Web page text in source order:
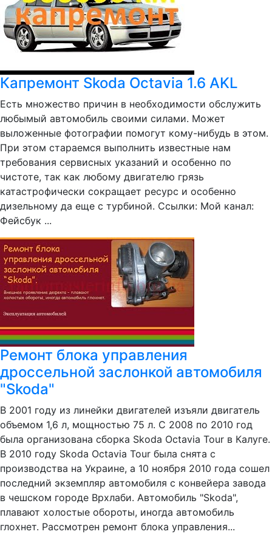
Капремонт Skoda Octavia 1.6 AKL
Есть множество причин в необходимости обслужить
любымый автомобиль своими силами. Может
выложенные фотографии помогут кому-нибудь в этом.
При этом стараемся выполнить известные нам
требования сервисных указаний и особенно по
чистоте, так как любому двигателю грязь
катастрофически сокращает ресурс и особенно
дизельному да еще с турбиной. Ссылки: Мой канал:
Фейсбук ...
Ремонт блока управления
дроссельной заслонкой автомобиля
"Skoda"
В 2001 году из линейки двигателей изъяли двигатель
объемом 1,6 л, мощностью 75 л. С 2008 по 2010 год
была организована сборка Skoda Octavia Tour в Калуге.
В 2010 году Skoda Octavia Tour была снята с
производства на Украине, а 10 ноября 2010 года сошел
последний экземпляр автомобиля с конвейера завода
в чешском городе Врхлаби. Автомобиль "Skoda",
плавают холостые обороты, иногда автомобиль
глохнет. Рассмотрен ремонт блока управления...